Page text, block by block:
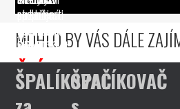
MOHLO BY VÁS DÁLE
CZECHINVEST
společnosti
NADKOV
s.r.o.
CZECHINVEST
podpořená
agenturou
CzechInvest
PROJEKT
-
NADKOV
S.R.O
ČLÁNEK
stromů
japonského
topolu.
ČLÁNEK
na stroje
SPT a
SPM 100
ŠPALÍKOVAČŠPALÍKOVAČ